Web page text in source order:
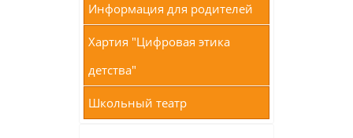
Информация для родителей
Хартия "Цифровая этика
детства"
Школьный театр